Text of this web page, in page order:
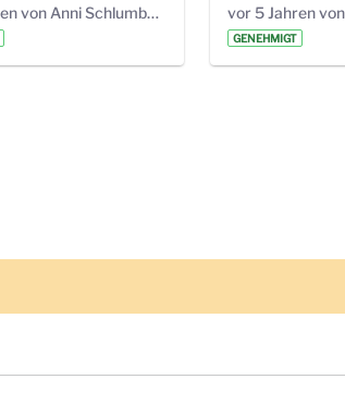
vor 5 Jahren von Anni Schlumberger
GENEHMIGT